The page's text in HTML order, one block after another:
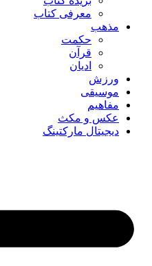
معرفی کتاب
مذهب
حکمت
قرآن
ادیان
ورزش
موسیقی
مفاهیم
عکس و مکث
دیجیتال مارکتینگ